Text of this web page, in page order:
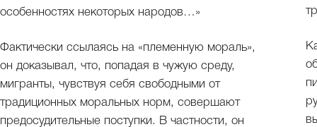
особенностях некоторых народов…»
Фактически ссылаясь на «племенную мораль»,
он доказывал, что, попадая в чужую среду,
мигранты, чувствуя себя свободными от
традиционных моральных норм, совершают
предосудительные поступки. В частности, он